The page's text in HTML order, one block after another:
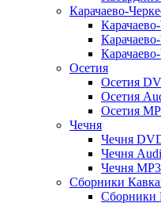
Карачаево-
Осетия
Осетия
Осетия
Осетия
Чечня
Чечня
Чечня
Чечня MP3
Сборники
Сборники